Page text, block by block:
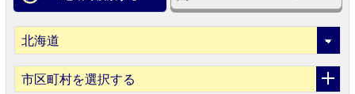
市区町村を選択する